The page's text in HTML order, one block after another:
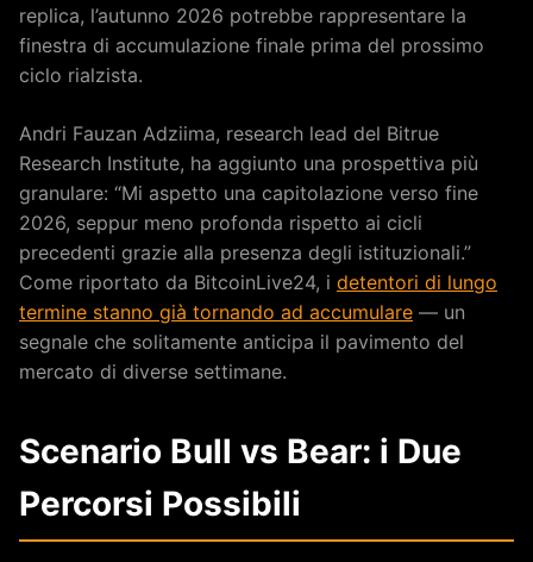
replica, l’autunno 2026 potrebbe rappresentare la
finestra di accumulazione finale prima del prossimo
ciclo rialzista.
Andri Fauzan Adziima, research lead del Bitrue
Research Institute, ha aggiunto una prospettiva più
granulare: “Mi aspetto una capitolazione verso fine
2026, seppur meno profonda rispetto ai cicli
precedenti grazie alla presenza degli istituzionali.”
Come riportato da BitcoinLive24, i detentori di lungo
termine stanno già tornando ad accumulare — un
segnale che solitamente anticipa il pavimento del
mercato di diverse settimane.
Scenario Bull vs Bear: i Due
Percorsi Possibili